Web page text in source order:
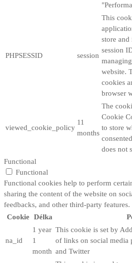
PHPSESSID session
This
store
session
website.
cookies
browser
viewed_cookie_policy
11
months
The
Cookie
to store
does not
Functional
Functional
Functional cookies help to perform
sharing the content of the website on
feedbacks, and other third-party features.
Cookie Délka
na_id
1 year
1
month
This cookie is set by
of links on social media
and Twitter